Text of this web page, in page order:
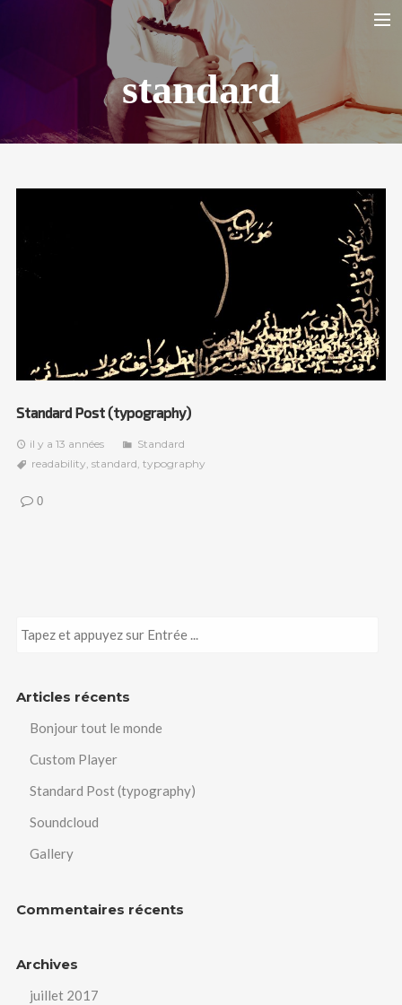
LA YARANA PROJECT
standard
Standard Post (typography)
il y a 13 années
Standard
readability standard typography
0
Articles récents
Bonjour tout le monde
Custom Player
Standard Post (typography)
Soundcloud
Gallery
Commentaires récents
Archives
juillet 2017